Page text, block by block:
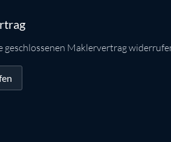
geschlossenen Maklervertrag